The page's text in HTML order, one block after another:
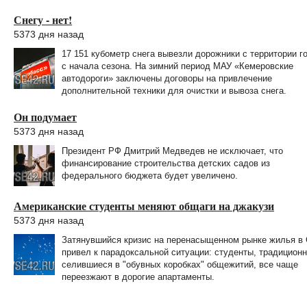
Снегу - нет!
5373 дня назад
17 151 кубометр снега вывезли дорожники с территории
с начала сезона. На зимний период МАУ «Кемеровские
автодороги» заключены договоры на привлечение
дополнительной техники для очистки и вывоза снега.
Он подумает
5373 дня назад
Президент РФ Дмитрий Медведев не исключает, что
финансирование строительства детских садов из
федерального бюджета будет увеличено.
Американские студенты меняют общаги на джакузи
5373 дня назад
Затянувшийся кризис на перенасыщенном рынке жилья
привел к парадоксальной ситуации: студенты,
селившиеся в "обувных коробках" общежитий, все чаще
переезжают в дорогие апартаменты.